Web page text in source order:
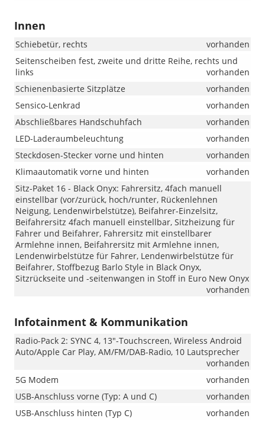
Innen
Schiebetür, rechts
vorhanden
Seitenscheiben fest, zweite und dritte Reihe, rechts und
links
vorhanden
Schienenbasierte Sitzplätze
vorhanden
Sensico-Lenkrad
vorhanden
Abschließbares Handschuhfach
vorhanden
LED-Laderaumbeleuchtung
vorhanden
Steckdosen-Stecker vorne und hinten
vorhanden
Klimaautomatik vorne und hinten
vorhanden
Sitz-Paket 16 - Black Onyx: Fahrersitz, 4fach manuell
einstellbar (vor/zurück, hoch/runter, Rückenlehnen
Neigung, Lendenwirbelstütze), Beifahrer-Einzelsitz,
Beifahrersitz 4fach manuell einstellbar, Sitzheizung für
Fahrer und Beifahrer, Fahrersitz mit einstellbarer
Armlehne innen, Beifahrersitz mit Armlehne innen,
Lendenwirbelstütze für Fahrer, Lendenwirbelstütze für
Beifahrer, Stoffbezug Barlo Style in Black Onyx,
Sitzrückseite und -seitenwangen in Stoff in Euro New Onyx
vorhanden
Infotainment & Kommunikation
Radio-Pack 2: SYNC 4, 13"-Touchscreen, Wireless Android
Auto/Apple Car Play, AM/FM/DAB-Radio, 10 Lautsprecher
vorhanden
5G Modem
vorhanden
USB-Anschluss vorne (Typ: A und C)
vorhanden
USB-Anschluss hinten (Typ C)
vorhanden